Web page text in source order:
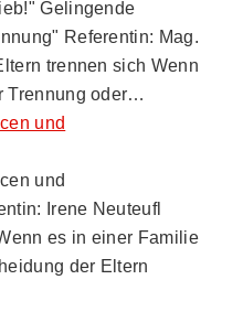
Gelingende
Referentin: Mag.
trennen sich Wenn
Trennung oder…
und
und
Irene Neuteufl
es in einer Familie
der Eltern